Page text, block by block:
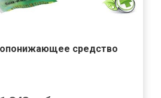
средство